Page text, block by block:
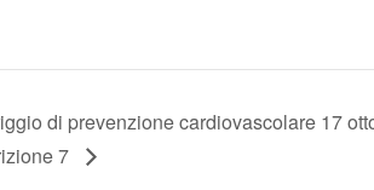
di prevenzione cardiovascolare 17
7